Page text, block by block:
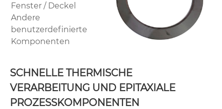
Fenster / Deckel
Andere
benutzerdefinierte
Komponenten
SCHNELLE THERMISCHE
VERARBEITUNG UND EPITAXIALE
PROZESSKOMPONENTEN